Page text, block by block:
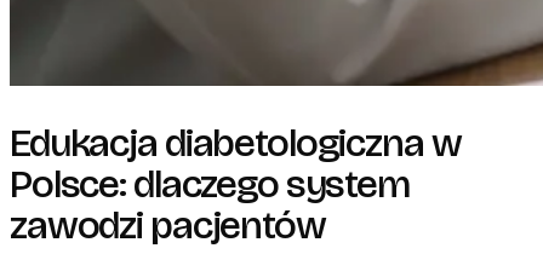
Edukacja diabetologiczna w
Polsce: dlaczego system
zawodzi pacjentów